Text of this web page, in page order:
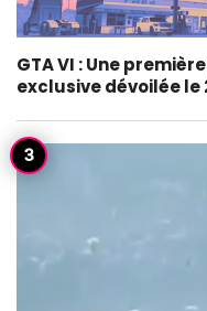
GTA VI : Une
exclusive dévoilée le